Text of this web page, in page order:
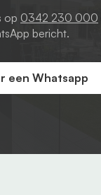
op 0342 230 000
bericht.
een Whatsapp